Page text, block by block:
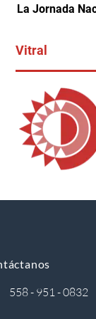
La Jornada
Vitral
558 - 951 - 0832